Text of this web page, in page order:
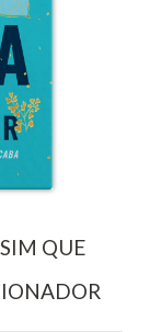
QUE